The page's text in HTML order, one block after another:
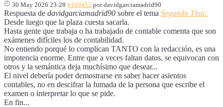
30 May 2026 23:28 #169452 pordavidgarciamadrid90
Respuesta de davidgarciamadrid90 sobre el tema Segundo Thac.
Desde luego que la plaza cuesta sacarla.
Hasta gente que trabaja o ha trabajado de contable comenta que son
exámenes difíciles los de contabilidad.
No entiendo porqué lo complican TANTO con la redacción, es una
impotencia enorme. Entre que a veces faltan datos, se equivocan con
otros y la semántica deja muchísimo que desear...
El nivel debería poder demostrarse en saber hacer asientos
contables, no en descifrar la fumada de la persona que escribe el
examen o interpretar lo que se pide.
En fin...